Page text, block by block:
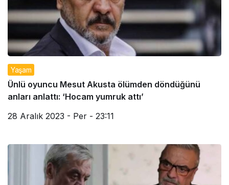
Yaşam
Ünlü oyuncu Mesut Akusta ölümden döndüğünü
anları anlattı: ‘Hocam yumruk attı’
28 Aralık 2023 - Per - 23:11